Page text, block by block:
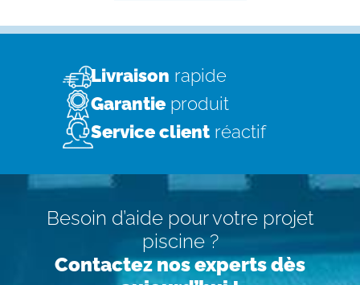
Livraison rapide
Garantie produit
Service client réactif
Besoin d’aide pour votre projet
piscine ?
Contactez nos experts dès